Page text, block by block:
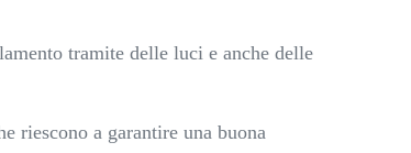
tramite delle luci e anche delle
riescono a garantire una buona